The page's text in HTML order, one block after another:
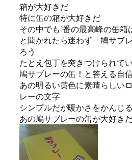
箱が大好きだ
特に缶の箱が大好きだ
その中でも1番の最高峰の缶箱
と聞かれたら迷わず「鳩サブ
ろう
たとえ包丁を突きつけられて
鳩サブレーの缶！と答える自
あの明るい黄色に素晴らしい
レーの文字
シンプルだが暖かさをかんじる
あの鳩サブレーの缶が大好き